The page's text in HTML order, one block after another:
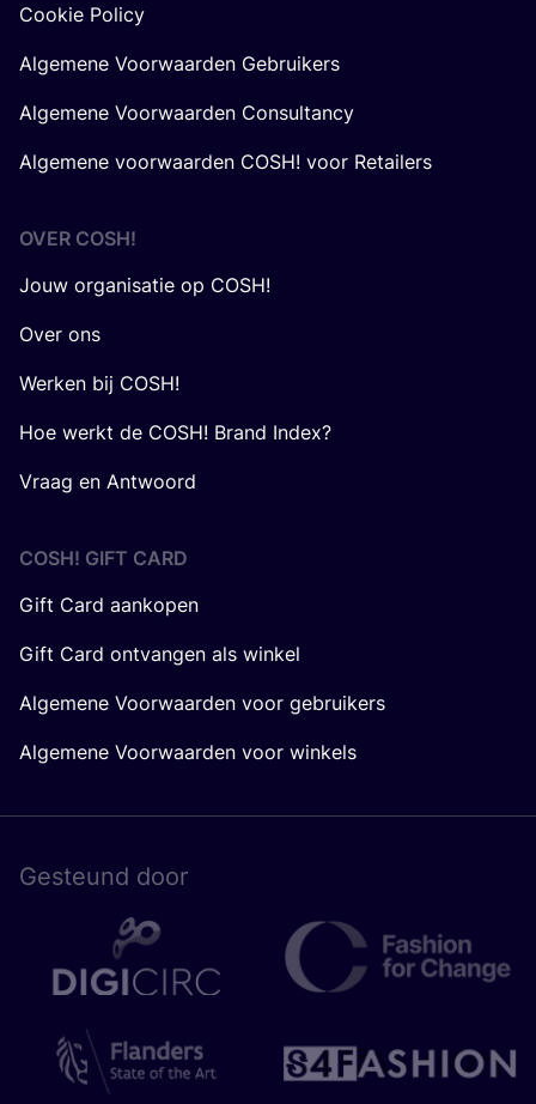
Cookie Policy
Algemene Voorwaarden Gebruikers
Algemene Voorwaarden Consultancy
Algemene voorwaarden COSH! voor Retailers
OVER COSH!
Jouw organisatie op COSH!
Over ons
Werken bij COSH!
Hoe werkt de COSH! Brand Index?
Vraag en Antwoord
COSH! GIFT CARD
Gift Card aankopen
Gift Card ontvangen als winkel
Algemene Voorwaarden voor gebruikers
Algemene Voorwaarden voor winkels
Gesteund door